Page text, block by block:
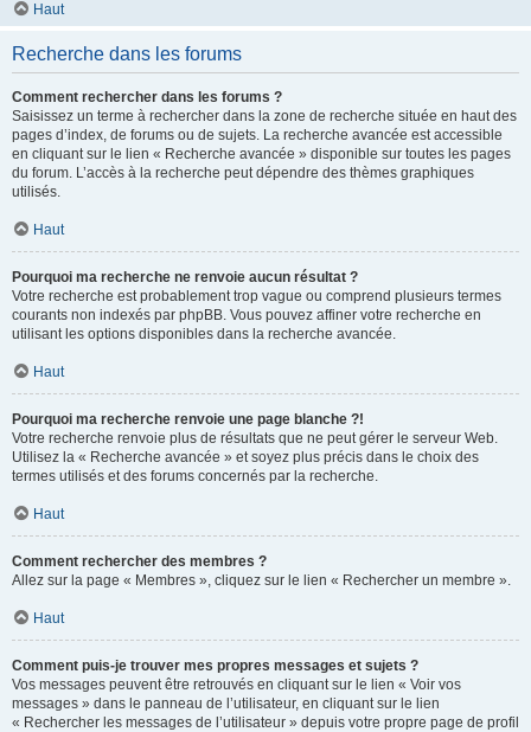
Haut
Recherche dans les forums
Comment rechercher dans les forums ?
Saisissez un terme à rechercher dans la zone de recherche située en haut des
pages d’index, de forums ou de sujets. La recherche avancée est accessible
en cliquant sur le lien « Recherche avancée » disponible sur toutes les pages
du forum. L’accès à la recherche peut dépendre des thèmes graphiques
utilisés.
Haut
Pourquoi ma recherche ne renvoie aucun résultat ?
Votre recherche est probablement trop vague ou comprend plusieurs termes
courants non indexés par phpBB. Vous pouvez affiner votre recherche en
utilisant les options disponibles dans la recherche avancée.
Haut
Pourquoi ma recherche renvoie une page blanche ?!
Votre recherche renvoie plus de résultats que ne peut gérer le serveur Web.
Utilisez la « Recherche avancée » et soyez plus précis dans le choix des
termes utilisés et des forums concernés par la recherche.
Haut
Comment rechercher des membres ?
Allez sur la page « Membres », cliquez sur le lien « Rechercher un membre ».
Haut
Comment puis-je trouver mes propres messages et sujets ?
Vos messages peuvent être retrouvés en cliquant sur le lien « Voir vos
messages » dans le panneau de l’utilisateur, en cliquant sur le lien
« Rechercher les messages de l’utilisateur » depuis votre propre page de profil